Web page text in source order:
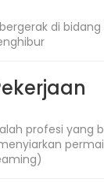
di
profesi yang